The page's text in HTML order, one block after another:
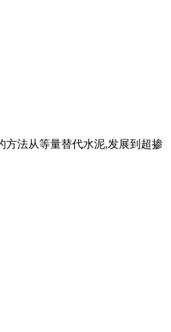
方法从等量替代水泥,发展到超掺